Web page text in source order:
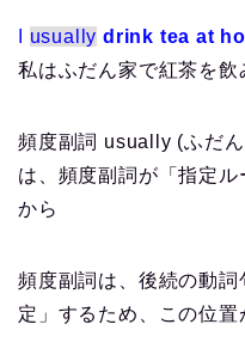
usually drink tea at
私はふだん家で紅茶を飲
頻度副詞 usually (ふだ
は、頻度副詞が「指定
から
頻度副詞は、後続の動
定」するため、この位置